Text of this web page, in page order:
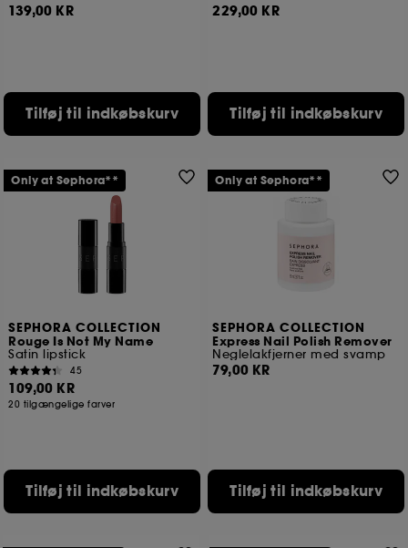
139,00 KR
Tilføj til indkøbskurv
229,00 KR
Tilføj til indkøbskurv
SEPHORA COLLECTION
Rouge Is Not My Name
Satin lipstick
45
109,00 KR
20 tilgængelige farver
Tilføj til indkøbskurv
Only at Sephora**
SEPHORA COLLECTION
Express Nail Polish Remover
Neglelakfjerner med svamp
79,00 KR
Tilføj til indkøbskurv
Only at Sephora**